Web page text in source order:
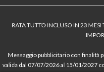
RATA TUTTO INCLUSO IN 23
Messaggio pubblicitario con
valida dal 07/07/2026 al 15/01/2027